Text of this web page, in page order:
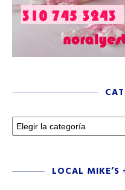
LOCAL MIKE’S